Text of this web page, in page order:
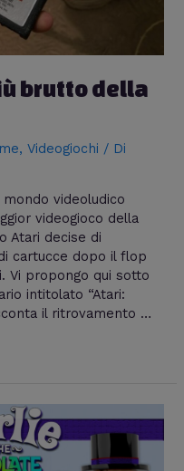
brutto della
,Videogiochi / Di
mondo videoludico
videogioco della
Atari decise di
cartucce dopo il flop
Vi propongo qui sotto
intitolato “Atari:
il ritrovamento …